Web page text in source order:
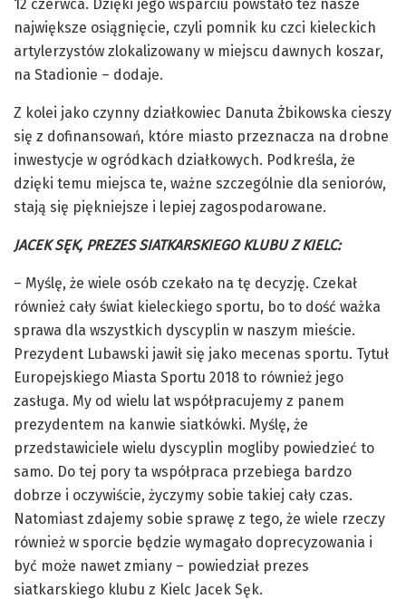
12 czerwca. Dzięki jego wsparciu powstało też nasze
największe osiągnięcie, czyli pomnik ku czci kieleckich
artylerzystów zlokalizowany w miejscu dawnych koszar,
na Stadionie – dodaje.
Z kolei jako czynny działkowiec Danuta Żbikowska cieszy
się z dofinansowań, które miasto przeznacza na drobne
inwestycje w ogródkach działkowych. Podkreśla, że
dzięki temu miejsca te, ważne szczególnie dla seniorów,
stają się piękniejsze i lepiej zagospodarowane.
JACEK SĘK, PREZES SIATKARSKIEGO KLUBU Z KIELC:
– Myślę, że wiele osób czekało na tę decyzję. Czekał
również cały świat kieleckiego sportu, bo to dość ważka
sprawa dla wszystkich dyscyplin w naszym mieście.
Prezydent Lubawski jawił się jako mecenas sportu. Tytuł
Europejskiego Miasta Sportu 2018 to również jego
zasługa. My od wielu lat współpracujemy z panem
prezydentem na kanwie siatkówki. Myślę, że
przedstawiciele wielu dyscyplin mogliby powiedzieć to
samo. Do tej pory ta współpraca przebiega bardzo
dobrze i oczywiście, życzymy sobie takiej cały czas.
Natomiast zdajemy sobie sprawę z tego, że wiele rzeczy
również w sporcie będzie wymagało doprecyzowania i
być może nawet zmiany – powiedział prezes
siatkarskiego klubu z Kielc Jacek Sęk.